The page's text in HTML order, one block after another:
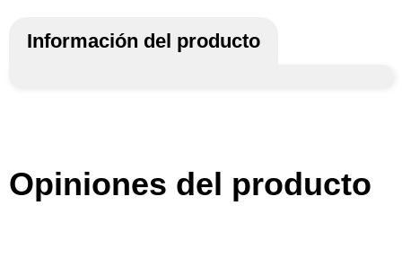
Información del producto
Opiniones del producto